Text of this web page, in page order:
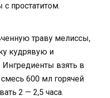
простатитом.
траву мелиссы,
кудрявую и
взять в
600 мл горячей
2 — 2,5 часа.